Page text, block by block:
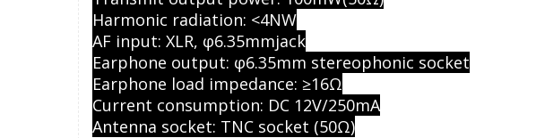
Harmonic radiation: <4NW
AF input: XLR, φ6.35mmjack
Earphone output: φ6.35mm stereophonic socket
Earphone load impedance: ≥16Ω
Current consumption: DC 12V/250mA
Antenna socket: TNC socket (50Ω)